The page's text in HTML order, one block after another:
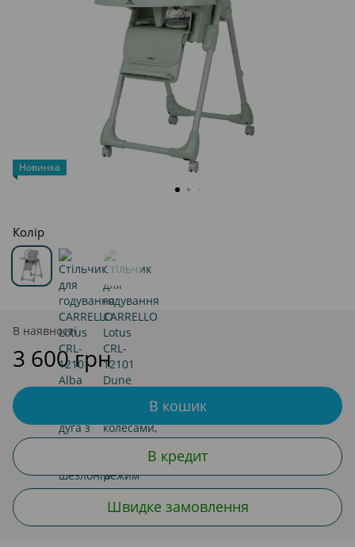
Новинка
Колір
В наявності
3 600 грн
В кошик
В кредит
Швидке замовлення